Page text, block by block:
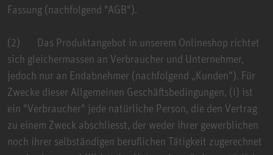
Fassung (nachfolgend "AGB").
(2) Das Produktangebot in unserem Onlineshop richtet
sich gleichermassen an Verbraucher und Unternehmer,
jedoch nur an Endabnehmer (nachfolgend „Kunden“). Für
Zwecke dieser Allgemeinen Geschäftsbedingungen, (i) ist
ein "Verbraucher" jede natürliche Person, die den Vertrag
zu einem Zweck abschliesst, der weder ihrer gewerblichen
noch ihrer selbständigen beruflichen Tätigkeit zugerechnet